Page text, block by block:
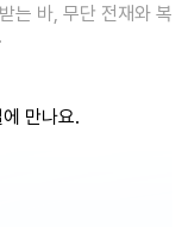
는 바, 무단 전재와 복
만나요.